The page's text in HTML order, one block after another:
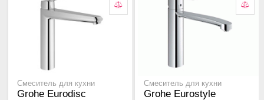
Смеситель для кухни
Grohe Eurodisc
Смеситель для кухни
Grohe Eurostyle